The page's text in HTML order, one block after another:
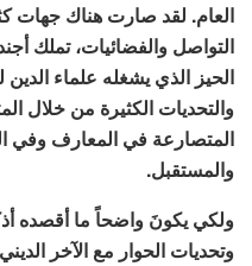
العام. لقد صارت هناك جهات
التواصل والفضائيات، تملك
الحيز الذي يشغله علماء الدين
والتحديات الكثيرة من خلال
المتصارعة في المعارف وفي
والمستقبل.
ولكي يكونَ واضحاً ما أقصده
وتحديات الحوار مع الآخر